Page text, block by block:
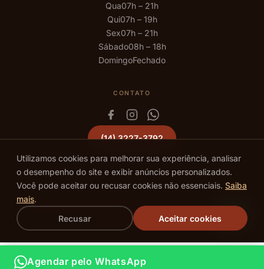
Qua07h – 21h
Qui07h – 19h
Sex07h – 21h
Sábado08h – 18h
DomingoFechado
CONTATO
(14) 3227-3792
©2026We Hall Beauty · Todos os direitos reservados · Bauru – SP ·
Política de Privacidade
Agendar pelo WhatsApp
Utilizamos cookies para melhorar sua experiência, analisar
o desempenho do site e exibir anúncios personalizados.
Você pode aceitar ou recusar cookies não essenciais. Saiba
mais.
Recusar
Aceitar cookies